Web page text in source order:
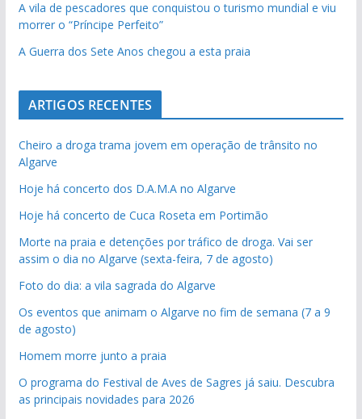
A vila de pescadores que conquistou o turismo mundial e viu
morrer o “Príncipe Perfeito”
A Guerra dos Sete Anos chegou a esta praia
ARTIGOS RECENTES
Cheiro a droga trama jovem em operação de trânsito no
Algarve
Hoje há concerto dos D.A.M.A no Algarve
Hoje há concerto de Cuca Roseta em Portimão
Morte na praia e detenções por tráfico de droga. Vai ser
assim o dia no Algarve (sexta-feira, 7 de agosto)
Foto do dia: a vila sagrada do Algarve
Os eventos que animam o Algarve no fim de semana (7 a 9
de agosto)
Homem morre junto a praia
O programa do Festival de Aves de Sagres já saiu. Descubra
as principais novidades para 2026